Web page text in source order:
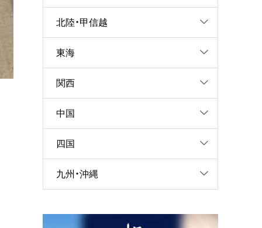
北陸・甲信越
東海
関西
中国
四国
九州・沖縄